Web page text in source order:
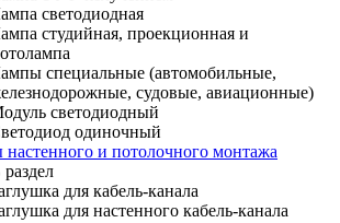
светодиодная
студийная, проекционная и
специальные (автомобильные,
судовые, авиационные)
светодиодный
одиночный
и потолочного монтажа
для кабель-канала
для настенного кабель-канала